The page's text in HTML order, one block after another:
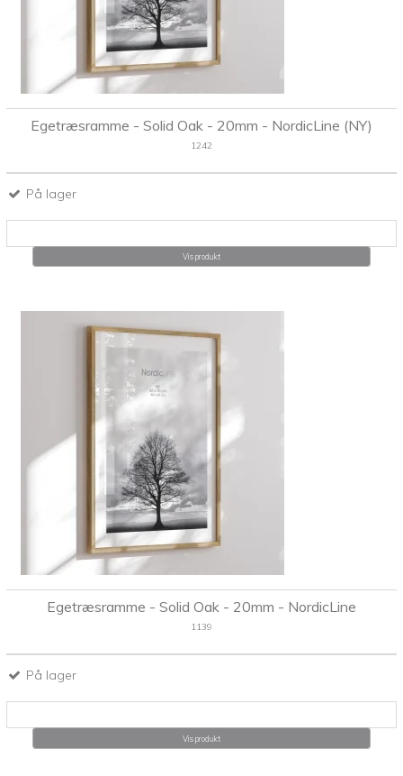
Egetræsramme - Solid Oak - 20mm - NordicLine (NY)
1242
På lager
Vis produkt
Egetræsramme - Solid Oak - 20mm - NordicLine
1139
På lager
Vis produkt